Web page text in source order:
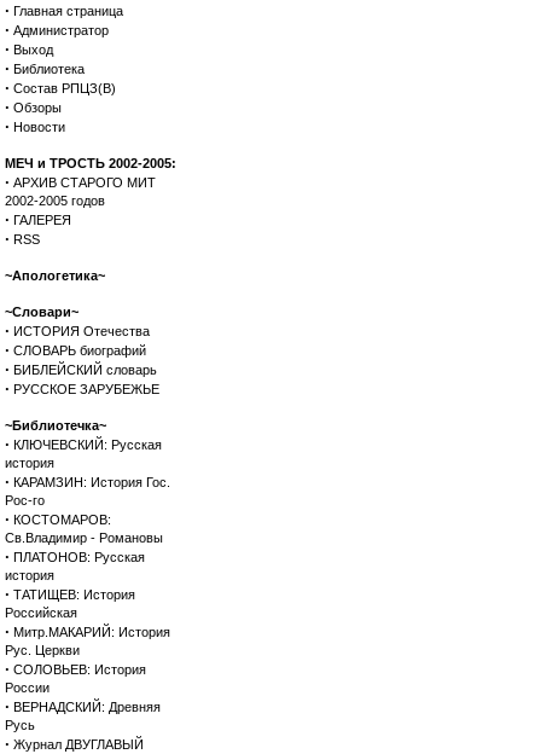
· Главная страница
· Администратор
· Выход
· Библиотека
· Состав РПЦЗ(В)
· Обзоры
· Новости
МЕЧ и ТРОСТЬ 2002-2005:
· АРХИВ СТАРОГО МИТ
2002-2005 годов
· ГАЛЕРЕЯ
· RSS
~Апологетика~
~Словари~
· ИСТОРИЯ Отечества
· СЛОВАРЬ биографий
· БИБЛЕЙСКИЙ словарь
· РУССКОЕ ЗАРУБЕЖЬЕ
~Библиотечка~
· КЛЮЧЕВСКИЙ: Русская
история
· КАРАМЗИН: История Гос.
Рос-го
· КОСТОМАРОВ:
Св.Владимир - Романовы
· ПЛАТОНОВ: Русская
история
· ТАТИЩЕВ: История
Российская
· Митр.МАКАРИЙ: История
Рус. Церкви
· СОЛОВЬЕВ: История
России
· ВЕРНАДСКИЙ: Древняя
Русь
· Журнал ДВУГЛАВЫЙ